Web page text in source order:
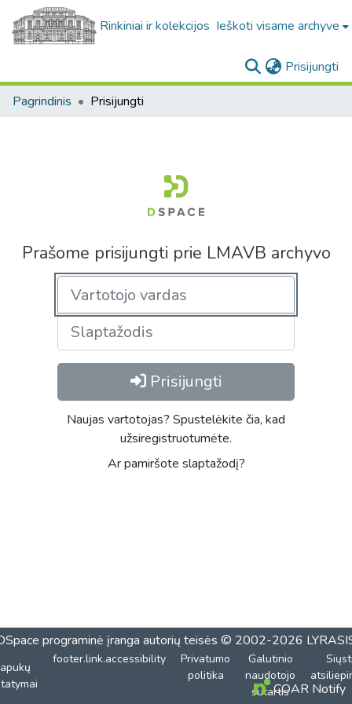
Rinkiniai ir kolekcijos Ieškoti visame archyve
Prisijungti
Pagrindinis Prisijungti
Prašome prisijungti prie LMAVB archyvo
Prisijungti
Naujas vartotojas? Spustelėkite čia, kad
užsiregistruotumėte.
Ar pamiršote slaptažodį?
programinė įranga autorių teisės © 2002-2026
footer.link.accessibility
Privatumo
politika
Galutinio
naudotojo
sutartisCOAR Notify